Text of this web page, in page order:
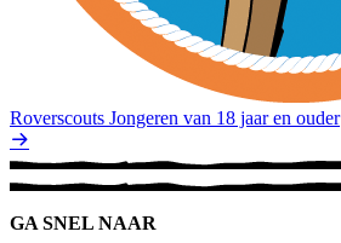
Roverscouts Jongeren van 18 jaar en ouder
GA SNEL NAAR